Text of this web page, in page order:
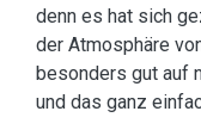
denn es hat sich
der Atmosphäre
besonders gut auf
und das ganz